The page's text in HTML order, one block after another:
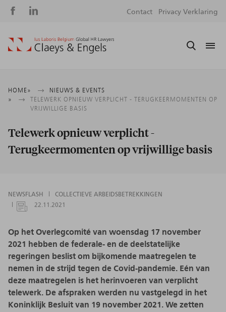
Social
Contact Privacy Verklaring
Kruimelpad
HOME
NIEUWS & EVENTS
TELEWERK OPNIEUW VERPLICHT - TERUGKEERMOMENTEN OP
VRIJWILLIGE BASIS
Telewerk opnieuw verplicht -
Terugkeermomenten op vrijwillige basis
NEWSFLASH
COLLECTIEVE ARBEIDSBETREKKINGEN
22.11.2021
Op het Overlegcomité van woensdag 17 november
2021 hebben de federale- en de deelstatelijke
regeringen beslist om bijkomende maatregelen te
nemen in de strijd tegen de Covid-pandemie. Eén van
deze maatregelen is het herinvoeren van verplicht
telewerk. De afspraken werden nu vastgelegd in het
Koninklijk Besluit van 19 november 2021. We zetten